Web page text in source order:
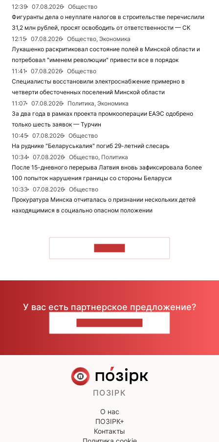
12:39
07.08.2026
Общество
Фигуранты дела о неуплате налогов в строительстве перечислили
31,2 млн рублей, просят освободить от ответственности — СК
12:15
07.08.2026
Общество, Экономика
Лукашенко раскритиковал состояние полей в Минской области и
потребовал "именем революции" привести все в порядок
11:41
07.08.2026
Общество
Специалисты восстановили электроснабжение примерно в
четверти обесточенных поселений Минской области
11:07
07.08.2026
Политика, Экономика
За два года в рамках проекта промкооперации ЕАЭС одобрено
только шесть заявок — Турчин
10:45
07.08.2026
Общество
На руднике "Беларуськалия" погиб 29-летний слесарь
10:34
07.08.2026
Общество, Политика
После 15-дневного перерыва Латвия вновь зафиксировала более
100 попыток нарушения границы со стороны Беларуси
10:33
07.08.2026
Общество
Прокуратура Минска отчиталась о признании нескольких детей
находящимися в социально опасном положении
У вас есть партнерское предложение?
ПОЗІРК
О нас
ПОЗІРК+
Контакты